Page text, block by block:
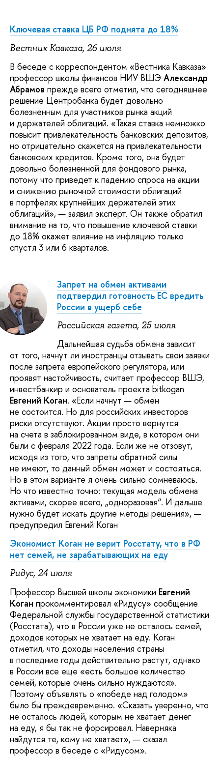
Ключевая ставка ЦБ РФ поднята до 18%
Вестник Кавказа, 26 июля
В беседе с корреспондентом «Вестника Кавказа»
профессор школы финансов НИУ ВШЭ Александр
Абрамов прежде всего отметил, что сегодняшнее
решение Центробанка будет довольно
болезненным для участников рынка акций
и держателей облигаций. «Такая ставка немножко
повысит привлекательность банковских депозитов,
но отрицательно скажется на привлекательности
банковских кредитов. Кроме того, она будет
довольно болезненной для фондового рынка,
потому что приведет к падению спроса на акции
и снижению рыночной стоимости облигаций
в портфелях крупнейших держателей этих
облигаций», — заявил эксперт. Он также обратил
внимание на то, что повышение ключевой ставки
до 18% окажет влияние на инфляцию только
спустя 3 или 6 кварталов.
Запрет на обмен активами
подтвердил готовность ЕС вредить
России в ущерб себе
Российская газета, 25 июля
Дальнейшая судьба обмена зависит
от того, начнут ли иностранцы отзывать свои заявки
после запрета европейского регулятора, или
проявят настойчивость, считает профессор ВШЭ,
инвестбанкир и основатель проекта bitkogan
Евгений Коган. «Если начнут — обмен
не состоится. Но для российских инвесторов
риски отсутствуют. Акции просто вернутся
на счета в заблокированном виде, в котором они
были с февраля 2022 года. Если же не отзовут,
исходя из того, что запреты обратной силы
не имеют, то данный обмен может и состояться.
Но в этом варианте я очень сильно сомневаюсь.
Но что известно точно: текущая модель обмена
активами, скорее всего, „одноразовая“. И дальше
нужно будет искать другие методы решения», —
предупредил Евгений Коган
Экономист Коган не верит Росстату, что в РФ
нет семей, не зарабатывающих на еду
Ридус, 24 июля
Профессор Высшей школы экономики Евгений
Коган прокомментировал «Ридусу» сообщение
Федеральной службы государственной статистики
(Росстата), что в России уже не осталось семей,
доходов которых не хватает на еду. Коган
отметил, что доходы населения страны
в последние годы действительно растут, однако
в России все еще «есть большое количество
семей, которые очень сильно нуждаются».
Поэтому объявлять о «победе над голодом»
было бы преждевременно. «Сказать уверенно, что
не осталось людей, которым не хватает денег
на еду, я бы так не форсировал. Наверняка
найдутся те, кому не хватает», — сказал
профессор в беседе с «Ридусом».